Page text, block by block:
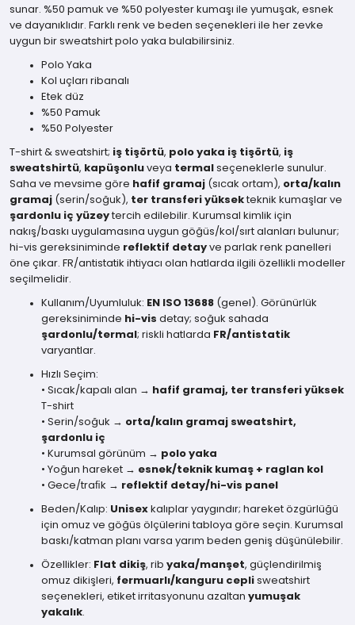
sunar. %50 pamuk ve %50 polyester kumaşı ile yumuşak, esnek
ve dayanıklıdır. Farklı renk ve beden seçenekleri ile her zevke
uygun bir sweatshirt polo yaka bulabilirsiniz.
Polo Yaka
Kol uçları ribanalı
Etek düz
%50 Pamuk
%50 Polyester
T-shirt & sweatshirt; iş tişörtü, polo yaka iş tişörtü, iş
sweatshirtü, kapüşonlu veya termal seçeneklerle sunulur.
Saha ve mevsime göre hafif gramaj (sıcak ortam), orta/kalın
gramaj (serin/soğuk), ter transferi yüksekteknik kumaşlar ve
şardonlu iç yüzeytercih edilebilir. Kurumsal kimlik için
nakış/baskı uygulamasına uygun göğüs/kol/sırt alanları bulunur;
hi-vis gereksiniminde reflektif detay ve parlak renk panelleri
öne çıkar. FR/antistatik ihtiyacı olan hatlarda ilgili özellikli modeller
seçilmelidir.
Kullanım/Uyumluluk: EN ISO 13688 (genel). Görünürlük
gereksiniminde hi-vis detay; soğuk sahada
şardonlu/termal; riskli hatlarda FR/antistatik
varyantlar.
Hızlı Seçim:
• Sıcak/kapalı alan → hafif gramaj, ter transferi yüksek
T-shirt
• Serin/soğuk → orta/kalın gramaj sweatshirt,
şardonlu iç
• Kurumsal görünüm → polo yaka
• Yoğun hareket → esnek/teknik kumaş + raglan kol
• Gece/traﬁk → reflektif detay/hi-vis panel
Beden/Kalıp: Unisex kalıplar yaygındır; hareket özgürlüğü
için omuz ve göğüs ölçülerini tabloya göre seçin. Kurumsal
baskı/katman planı varsa yarım beden geniş düşünülebilir.
Özellikler: Flat dikiş, rib yaka/manşet, güçlendirilmiş
omuz dikişleri, fermuarlı/kanguru cepli sweatshirt
seçenekleri, etiket irritasyonunu azaltan yumuşak
yakalık